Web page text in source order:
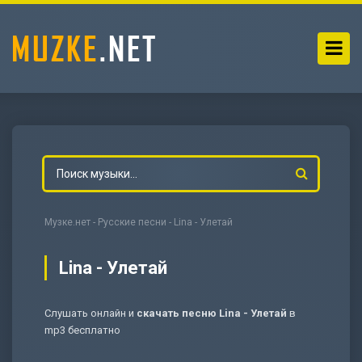
Музке.нет - Русские песни - Lina - Улетай
Lina - Улетай
Слушать онлайн и скачать песню Lina - Улетай в
mp3 бесплатно